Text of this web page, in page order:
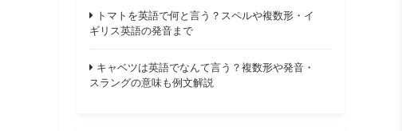
トマトを英語で何と言う？スペルや複数形・イ
ギリス英語の発音まで
キャベツは英語でなんて言う？複数形や発音・
スラングの意味も例文解説